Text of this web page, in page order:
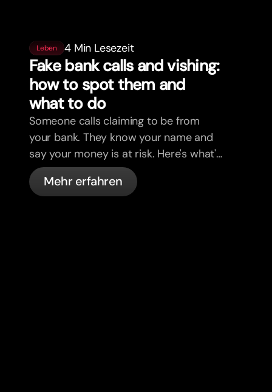
Leben 4 Min Lesezeit
Fake bank calls and vishing:
how to spot them and
what to do
Someone calls claiming to be from
your bank. They know your name and
say your money is at risk. Here's what's
actually happening, and what to do.
Mehr erfahren